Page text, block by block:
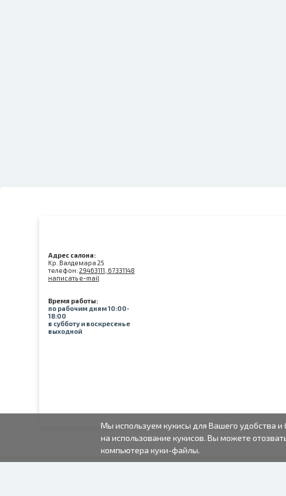
Адрес салона:
Kр. Валдемара 25
телефон: 29463111, 67331148
написать e-mail
Время работы:
по рабочим дням 10:00-
18:00
в субботу и воскресенье
выходной
Мы используем кукисы для Вашего удобства
на использование кукисов. Вы можете
компьютера куки-файлы.